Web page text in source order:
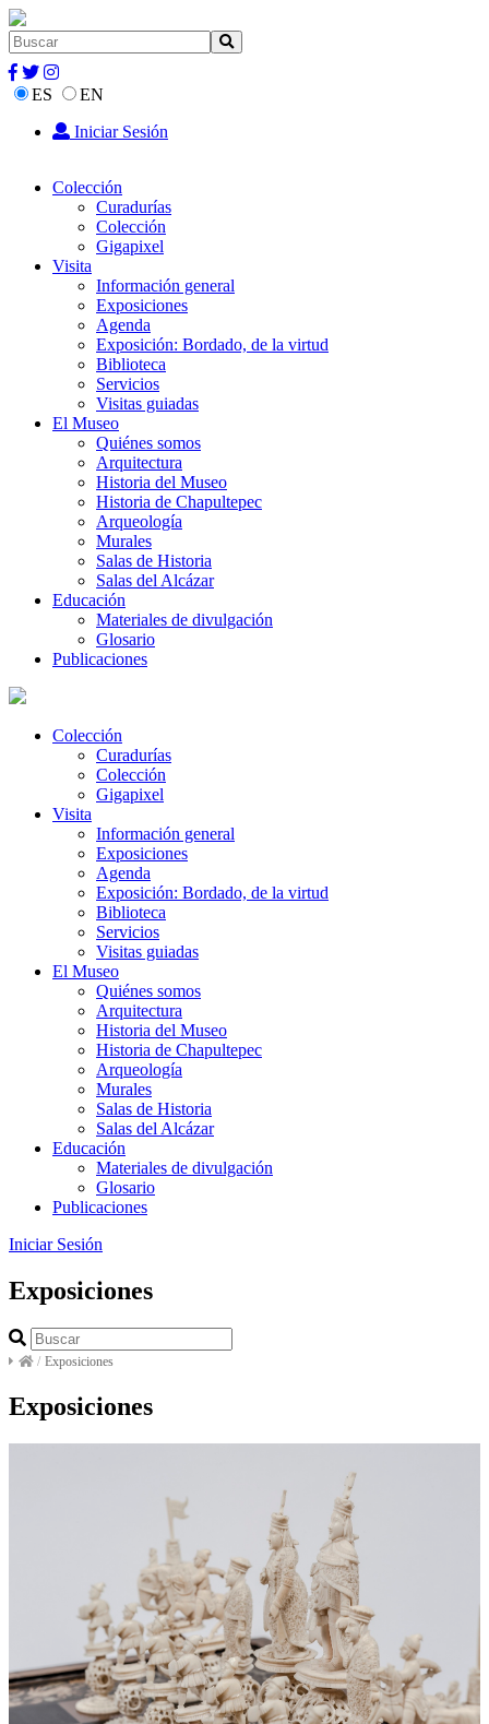
ES
EN
Iniciar Sesión
Colección
Curadurías
Colección
Gigapixel
Visita
Información general
Exposiciones
Agenda
Exposición: Bordado, de la virtud
Biblioteca
Servicios
Visitas guiadas
El Museo
Quiénes somos
Arquitectura
Historia del Museo
Historia de Chapultepec
Arqueología
Murales
Salas de Historia
Salas del Alcázar
Educación
Materiales de divulgación
Glosario
Publicaciones
Colección
Curadurías
Colección
Gigapixel
Visita
Información general
Exposiciones
Agenda
Exposición: Bordado, de la virtud
Biblioteca
Servicios
Visitas guiadas
El Museo
Quiénes somos
Arquitectura
Historia del Museo
Historia de Chapultepec
Arqueología
Murales
Salas de Historia
Salas del Alcázar
Educación
Materiales de divulgación
Glosario
Publicaciones
Iniciar Sesión
Exposiciones
/ Exposiciones
Exposiciones